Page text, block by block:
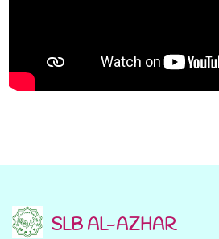
SLB AL-AZHAR